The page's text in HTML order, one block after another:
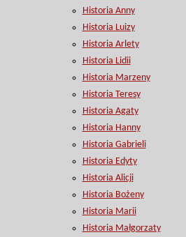
Historia Anny
Historia Luizy
Historia Arlety
Historia Lidii
Historia Marzeny
Historia Teresy
Historia Agaty
Historia Hanny
Historia Gabrieli
Historia Edyty
Historia Alicji
Historia Bożeny
Historia Marii
Historia Małgorzaty